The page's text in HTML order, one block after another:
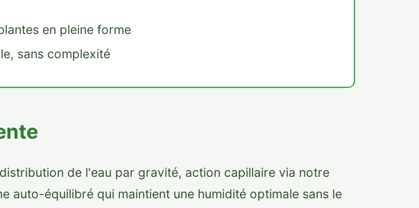
en pleine forme
sans complexité
de l'eau par gravité, action capillaire via notre
auto-équilibré qui maintient une humidité optimale sans le